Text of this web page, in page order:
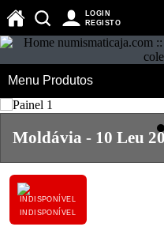
LOGIN
REGISTO
Menu Produtos
Moldávia - 10 Leu
INDISPONÍVEL